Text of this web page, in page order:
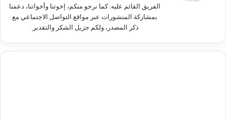
الفريق القائم عليه. كما نرجو منكم، إخوتنا وأخواتنا، دعمنا
بمشاركة المنشورات عبر مواقع التواصل الاجتماعي مع
ذكر المصدر، ولكم جزيل الشكر والتقدير.